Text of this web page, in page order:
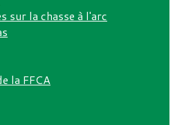
sur la chasse à l'arc
la FFCA